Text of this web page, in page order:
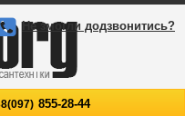
855-28-44
Не змогли додзвонитись?